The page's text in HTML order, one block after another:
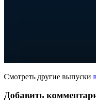
Смотреть другие выпуски
Добавить